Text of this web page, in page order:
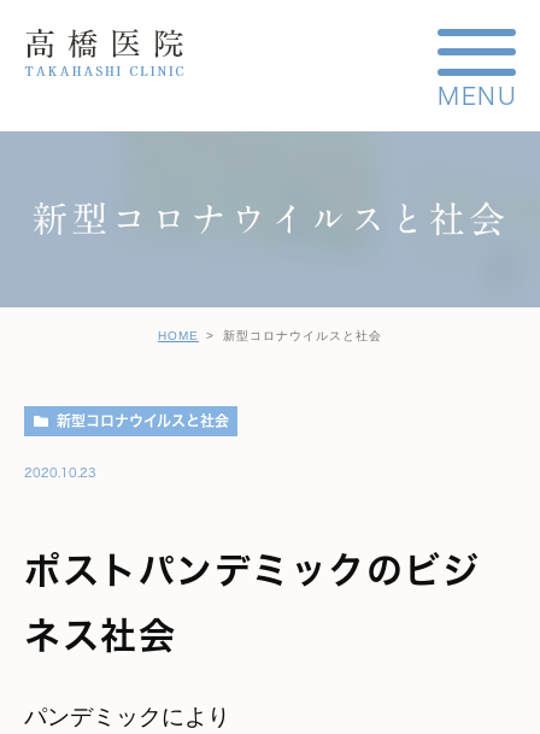
新型コロナウイルスと社会
HOME 新型コロナウイルスと社会
新型コロナウイルスと社会
2020.10.23
ポストパンデミックのビジ
ネス社会
パンデミックにより